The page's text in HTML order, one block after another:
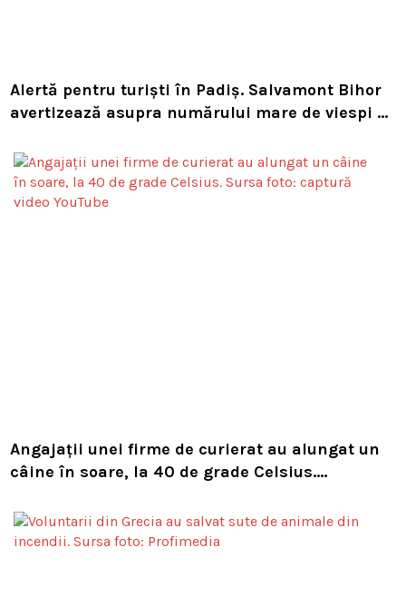
Alertă pentru turiști în Padiș. Salvamont Bihor
avertizează asupra numărului mare de viespi de
Angajații unei firme de curierat au alungat un
câine în soare, la 40 de grade Celsius.